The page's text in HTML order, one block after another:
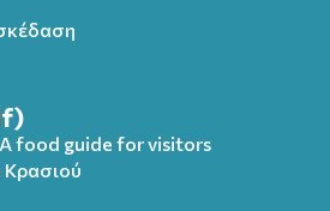
food guide for visitors
Κρασιού